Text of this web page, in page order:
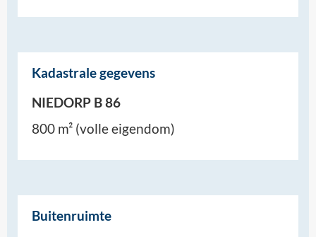
Kadastrale gegevens
NIEDORP B 86
800 m² (volle eigendom)
Buitenruimte